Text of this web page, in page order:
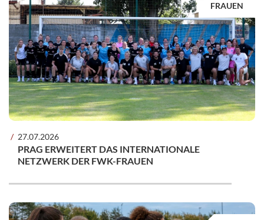
FRAUEN
27.07.2026
PRAG ERWEITERT DAS INTERNATIONALE
NETZWERK DER FWK-FRAUEN